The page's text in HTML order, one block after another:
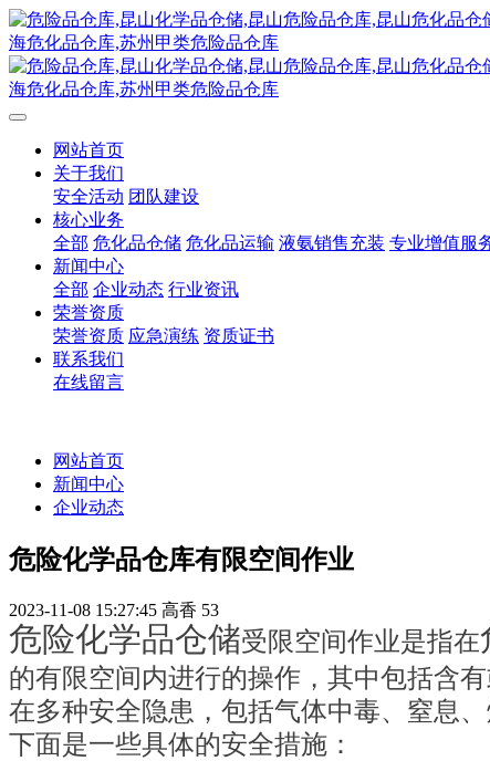
网站首页
关于我们
安全活动 团队建设
核心业务
全部 危化品仓储 危化品运输 液氨销售充装 专业增值服
新闻中心
全部 企业动态 行业资讯
荣誉资质
荣誉资质 应急演练 资质证书
联系我们
在线留言
网站首页
新闻中心
企业动态
危险化学品仓库有限空间作业
2023-11-08 15:27:45 高香 53
危险化学品仓储受限空间作业是指在
的有限空间内进行的操作，其中包括含
在多种安全隐患，包括气体中毒、窒息
下面是一些具体的安全措施：